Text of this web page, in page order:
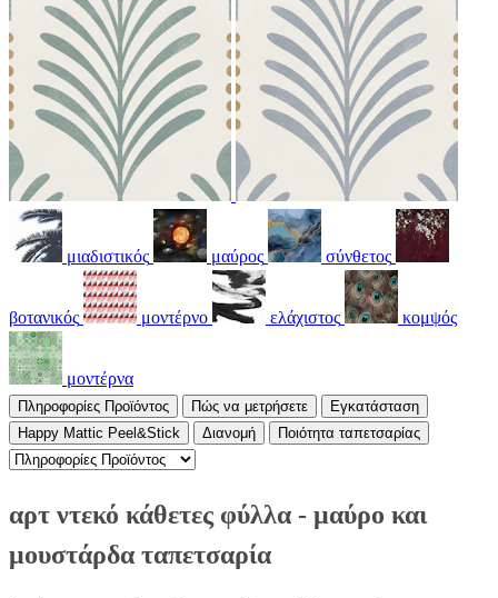
μιαδιστικός μαύρος σύνθετος
βοτανικός μοντέρνο ελάχιστος κομψός
μοντέρνα
Πληροφορίες Προϊόντος Πώς να μετρήσετε
Εγκατάσταση
Happy Mattic Peel&Stick
Διανομή Ποιότητα ταπετσαρίας
αρτ ντεκό κάθετες φύλλα - μαύρο και
μουστάρδα ταπετσαρία